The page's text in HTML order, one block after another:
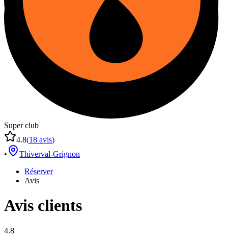
Super club
4.8(18 avis)
•
Thiverval-Grignon
Réserver
Avis
Avis clients
4.8